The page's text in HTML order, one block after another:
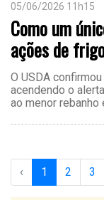
05/06/2026 11h15
Como um
ações de
O USDA
acendendo o
ao menor rebanho
‹ 1 2 3